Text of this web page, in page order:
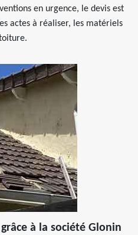
en urgence, le devis est
actes à réaliser, les matériels
à la société Glonin